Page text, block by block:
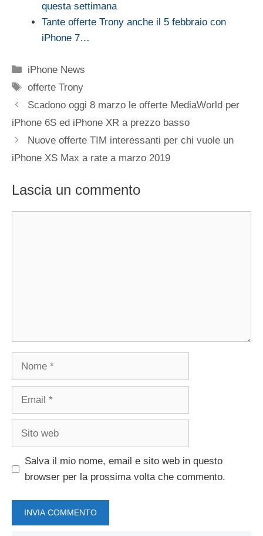
questa settimana
Tante offerte Trony anche il 5 febbraio con
iPhone 7…
Categorie
iPhone News
Tag
offerte Trony
Scadono oggi 8 marzo le offerte MediaWorld per
iPhone 6S ed iPhone XR a prezzo basso
Nuove offerte TIM interessanti per chi vuole un
iPhone XS Max a rate a marzo 2019
Lascia un commento
Nome
Email
Sito
Salva il mio nome, email e sito web in questo
browser per la prossima volta che commento.